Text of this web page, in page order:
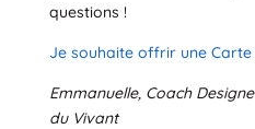
questions !
Je souhaite offrir une Carte
Emmanuelle, Coach
du Vivant